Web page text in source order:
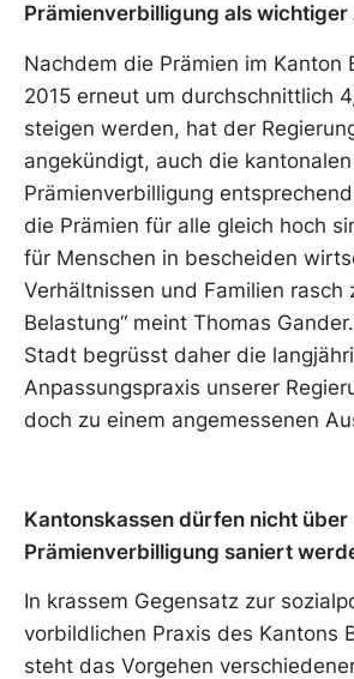
Prämienverbilligung als wichtiger
Nachdem die Prämien im Kanton
2015 erneut um durchschnittlich
steigen werden, hat der
angekündigt, auch die
Prämienverbilligung
die Prämien für alle gleich hoch
für Menschen in bescheiden
Verhältnissen und Familien rasch
Belastung“ meint Thomas
Stadt begrüsst daher die
Anpassungspraxis unserer
doch zu einem angemessenen
Kantonskassen dürfen nicht über
Prämienverbilligung saniert
In krassem Gegensatz zur
vorbildlichen Praxis des Kantons
steht das Vorgehen